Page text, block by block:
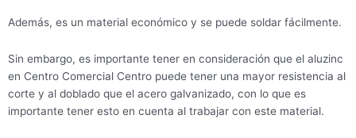
Además, es un material económico y se puede soldar fácilmente.
Sin embargo, es importante tener en consideración que el aluzinc
en Centro Comercial Centro puede tener una mayor resistencia al
corte y al doblado que el acero galvanizado, con lo que es
importante tener esto en cuenta al trabajar con este material.